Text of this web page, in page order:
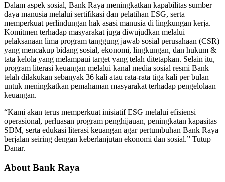
Dalam aspek sosial, Bank Raya meningkatkan kapabilitas sumber
daya manusia melalui sertifikasi dan pelatihan ESG, serta
memperkuat perlindungan hak asasi manusia di lingkungan kerja.
Komitmen terhadap masyarakat juga diwujudkan melalui
pelaksanaan lima program tanggung jawab sosial perusahaan (CSR)
yang mencakup bidang sosial, ekonomi, lingkungan, dan hukum &
tata kelola yang melampaui target yang telah ditetapkan. Selain itu,
program literasi keuangan melalui kanal media sosial resmi Bank
telah dilakukan sebanyak 36 kali atau rata-rata tiga kali per bulan
untuk meningkatkan pemahaman masyarakat terhadap pengelolaan
keuangan.
“Kami akan terus memperkuat inisiatif ESG melalui efisiensi
operasional, perluasan program penghijauan, peningkatan kapasitas
SDM, serta edukasi literasi keuangan agar pertumbuhan Bank Raya
berjalan seiring dengan keberlanjutan ekonomi dan sosial.” Tutup
Danar.
About Bank Raya